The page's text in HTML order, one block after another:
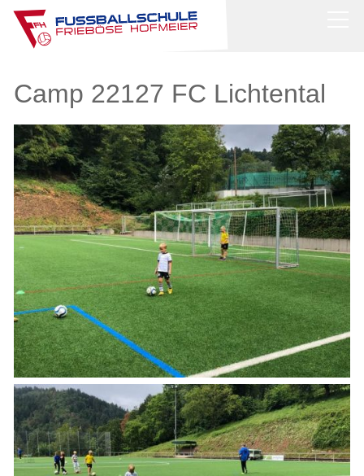
Über uns
Stützpunkttraining
Camps
Shop
Bilder
Kontakt
Camp 22127 FC Lichtental